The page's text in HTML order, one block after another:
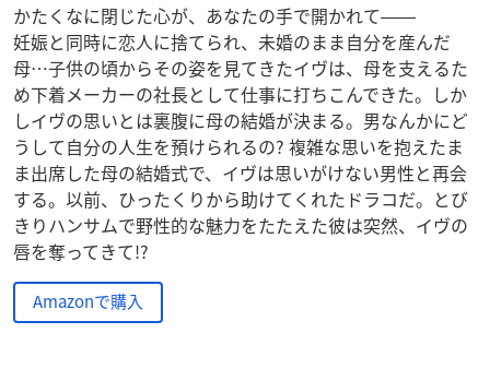
かたくなに閉じた心が、あなたの手で開かれて――
妊娠と同時に恋人に捨てられ、未婚のまま自分を産んだ
母…子供の頃からその姿を見てきたイヴは、母を支えるた
め下着メーカーの社長として仕事に打ちこんできた。しか
しイヴの思いとは裏腹に母の結婚が決まる。男なんかにど
うして自分の人生を預けられるの? 複雑な思いを抱えたま
ま出席した母の結婚式で、イヴは思いがけない男性と再会
する。以前、ひったくりから助けてくれたドラコだ。とび
きりハンサムで野性的な魅力をたたえた彼は突然、イヴの
唇を奪ってきて!?
Amazonで購入